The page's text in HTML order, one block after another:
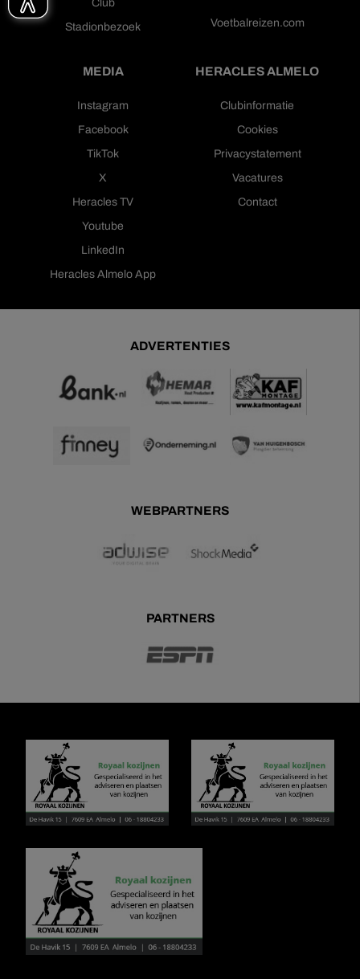
Club
Stadionbezoek
Voetbalreizen.com
MEDIA
Instagram
Facebook
TikTok
X
Heracles TV
Youtube
LinkedIn
Heracles Almelo App
HERACLES ALMELO
Clubinformatie
Cookies
Privacystatement
Vacatures
Contact
ADVERTENTIES
WEBPARTNERS
PARTNERS